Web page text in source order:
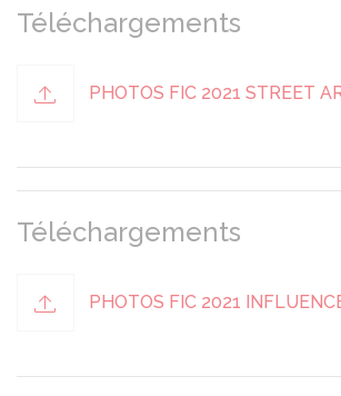
Téléchargements
PHOTOS FIC 2021 STREET
Téléchargements
PHOTOS FIC 2021